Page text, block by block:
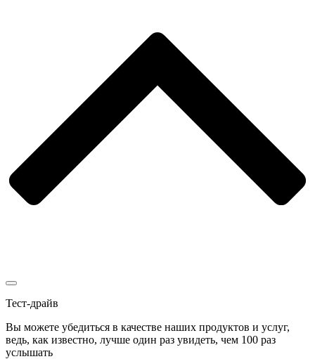
Тест-драйв
Вы можете убедиться в качестве наших продуктов и услуг,
ведь, как известно, лучше один раз увидеть, чем 100 раз
услышать